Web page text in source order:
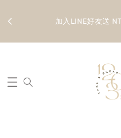
加入LINE好友送